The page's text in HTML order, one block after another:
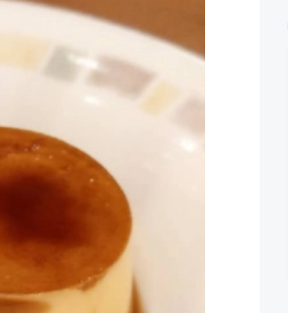
「もう行列に並ばない！」ミスドのモ
バイルオーダー完全ガイド｜支払い方
法から受け取り方までネットオーダー
を徹底解説